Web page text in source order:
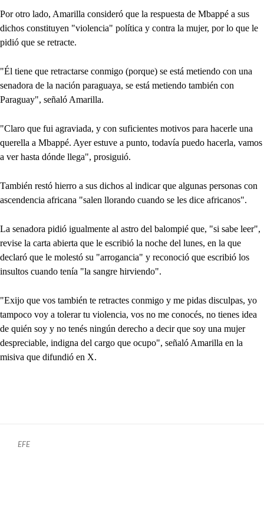
Por otro lado, Amarilla consideró que la respuesta de Mbappé a sus
dichos constituyen "violencia" política y contra la mujer, por lo que le
pidió que se retracte.
"Él tiene que retractarse conmigo (porque) se está metiendo con una
senadora de la nación paraguaya, se está metiendo también con
Paraguay", señaló Amarilla.
"Claro que fui agraviada, y con suficientes motivos para hacerle una
querella a Mbappé. Ayer estuve a punto, todavía puedo hacerla, vamos
a ver hasta dónde llega", prosiguió.
También restó hierro a sus dichos al indicar que algunas personas con
ascendencia africana "salen llorando cuando se les dice africanos".
La senadora pidió igualmente al astro del balompié que, "si sabe leer",
revise la carta abierta que le escribió la noche del lunes, en la que
declaró que le molestó su "arrogancia" y reconoció que escribió los
insultos cuando tenía "la sangre hirviendo".
"Exijo que vos también te retractes conmigo y me pidas disculpas, yo
tampoco voy a tolerar tu violencia, vos no me conocés, no tienes idea
de quién soy y no tenés ningún derecho a decir que soy una mujer
despreciable, indigna del cargo que ocupo", señaló Amarilla en la
misiva que difundió en X.
EFE